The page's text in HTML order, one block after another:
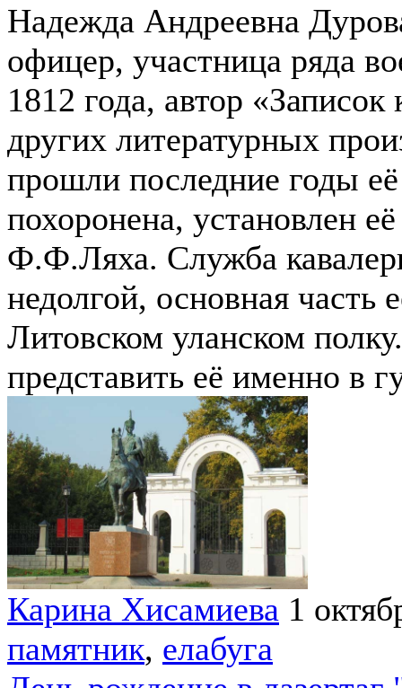
Надежда Андреевна
офицер, участница ряда
1812 года, автор
других литературных
прошли последние годы
похоронена, установлен
Ф.Ф.Ляха. Служба
недолгой, основная
Литовском уланском
представить её именно в
Карина Хисамиева 1
памятник, елабуга